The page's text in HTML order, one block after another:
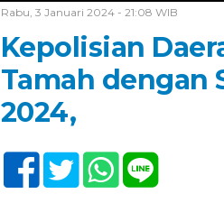
Rabu, 3 Januari 2024 - 21:08 WIB
Kepolisian
Tamah dengan
2024,